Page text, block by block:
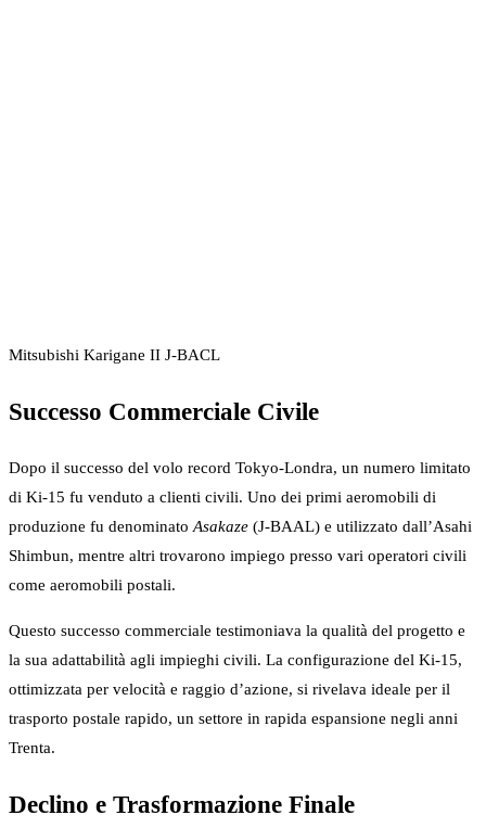
Mitsubishi Karigane II J-BACL
Successo Commerciale Civile
Dopo il successo del volo record Tokyo-Londra, un numero limitato
di Ki-15 fu venduto a clienti civili. Uno dei primi aeromobili di
produzione fu denominatoAsakaze (J-BAAL) e utilizzato dall’Asahi
Shimbun, mentre altri trovarono impiego presso vari operatori civili
come aeromobili postali.
Questo successo commerciale testimoniava la qualità del progetto e
la sua adattabilità agli impieghi civili. La configurazione del Ki-15,
ottimizzata per velocità e raggio d’azione, si rivelava ideale per il
trasporto postale rapido, un settore in rapida espansione negli anni
Trenta.
Declino e Trasformazione Finale